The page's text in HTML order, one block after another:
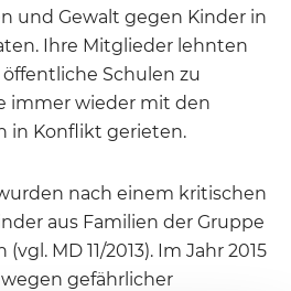
und Gewalt gegen Kinder in
Ihre Mitglieder lehnten
Schulen zu
immer wieder mit den
in Konflikt gerieten.
nach einem kritischen
aus Familien der Gruppe
MD 11/2013). Im Jahr 2015
gefährlicher